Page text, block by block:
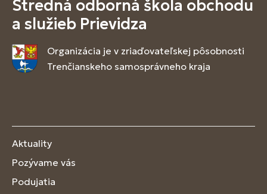
Stredná odborná škola obchodu
a služieb Prievidza
Organizácia je v zriaďovateľskej pôsobnosti
Trenčianskeho samosprávneho kraja
Aktuality
Pozývame vás
Podujatia